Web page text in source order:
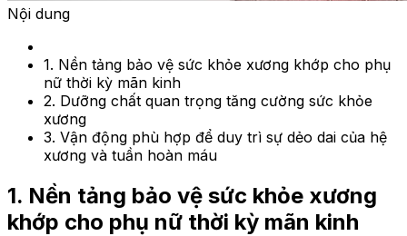
Nội dung
1. Nền tảng bảo vệ sức khỏe xương khớp cho phụ
nữ thời kỳ mãn kinh
2. Dưỡng chất quan trọng tăng cường sức khỏe
xương
3. Vận động phù hợp để duy trì sự dẻo dai của hệ
xương và tuần hoàn máu
1. Nền tảng bảo vệ sức khỏe xương
khớp cho phụ nữ thời kỳ mãn kinh